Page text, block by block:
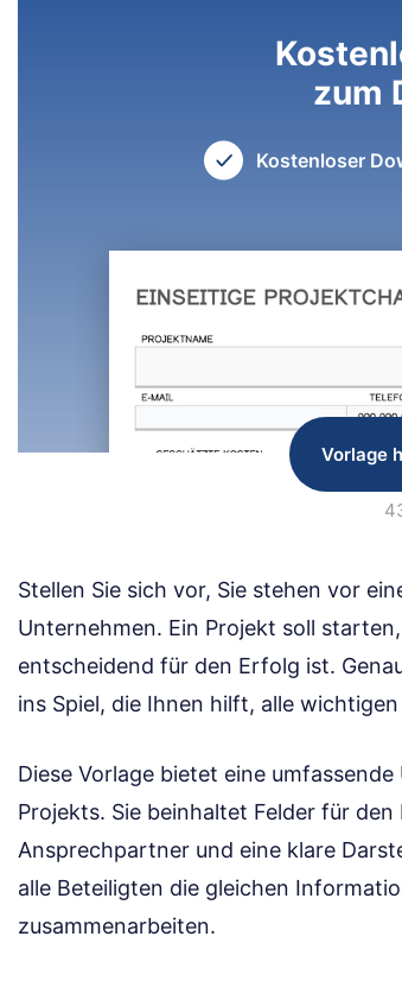
zum
Kostenloser
Vorlage
Stellen Sie sich vor, Sie stehen vor
Unternehmen. Ein Projekt soll
entscheidend für den Erfolg ist.
ins Spiel, die Ihnen hilft, alle
Diese Vorlage bietet eine
Projekts. Sie beinhaltet Felder für
Ansprechpartner und eine klare
alle Beteiligten die gleichen
zusammenarbeiten.